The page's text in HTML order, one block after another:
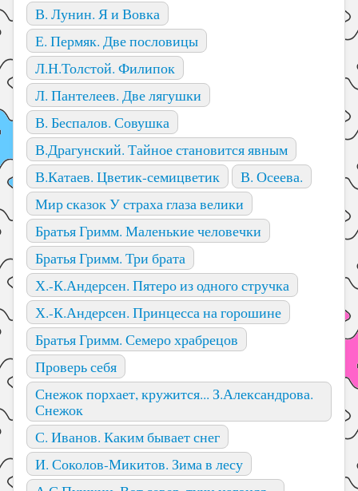
В. Лунин. Я и Вовка
Е. Пермяк. Две пословицы
Л.Н.Толстой. Филипок
Л. Пантелеев. Две лягушки
В. Беспалов. Совушка
В.Драгунский. Тайное становится явным
В.Катаев. Цветик-семицветик
В. Осеева.
Мир сказок У страха глаза велики
Братья Гримм. Маленькие человечки
Братья Гримм. Три брата
Х.-К.Андерсен. Пятеро из одного стручка
Х.-К.Андерсен. Принцесса на горошине
Братья Гримм. Семеро храбрецов
Проверь себя
Снежок порхает, кружится... З.Александрова.
Снежок
С. Иванов. Каким бывает снег
И. Соколов-Микитов. Зима в лесу